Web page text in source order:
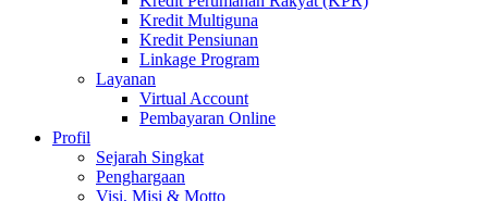
Kredit Multiguna
Kredit Pensiunan
Linkage Program
Layanan
Virtual Account
Pembayaran Online
Profil
Sejarah Singkat
Penghargaan
Visi, Misi & Motto